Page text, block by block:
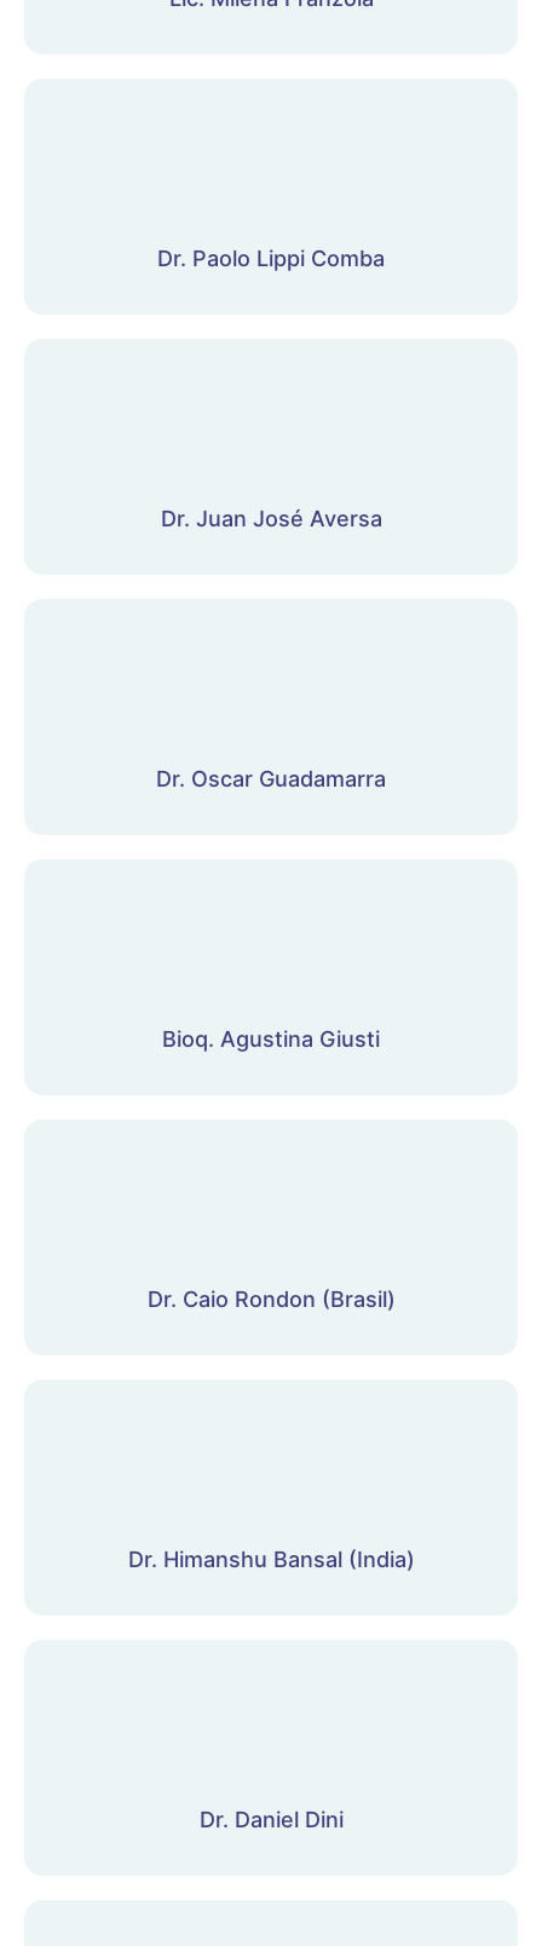
Dr. Paolo Lippi Comba
Dr. Juan José Aversa
Dr. Oscar Guadamarra
Bioq. Agustina Giusti
Dr. Caio Rondon (Brasil)
Dr. Himanshu Bansal (India)
Dr. Daniel Dini